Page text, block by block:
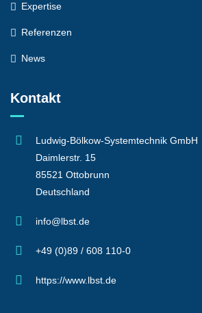
Expertise
Referenzen
News
Kontakt
Ludwig-Bölkow-Systemtechnik GmbH
Daimlerstr. 15
85521 Ottobrunn
Deutschland
info@lbst.de
+49 (0)89 / 608 110-0
https://www.lbst.de